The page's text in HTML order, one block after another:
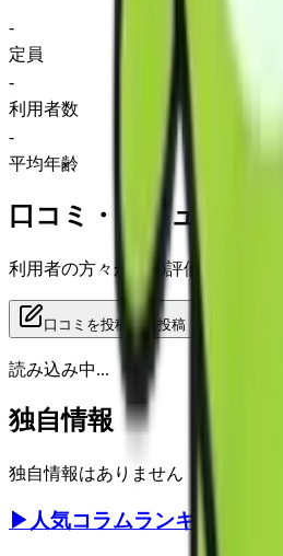
-
定員
-
利用者数
-
平均年齢
口コミ・レビュー
利用者の方々からの評価をご覧い
口コミを投稿する 投稿
読み込み中...
独自情報
独自情報はありません
▶ 人気コラムランキング